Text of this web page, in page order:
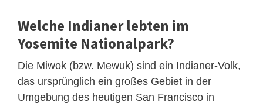
Welche Indianer lebten im
Yosemite Nationalpark?
Die Miwok (bzw. Mewuk) sind ein Indianer-Volk,
das ursprünglich ein großes Gebiet in der
Umgebung des heutigen San Francisco in